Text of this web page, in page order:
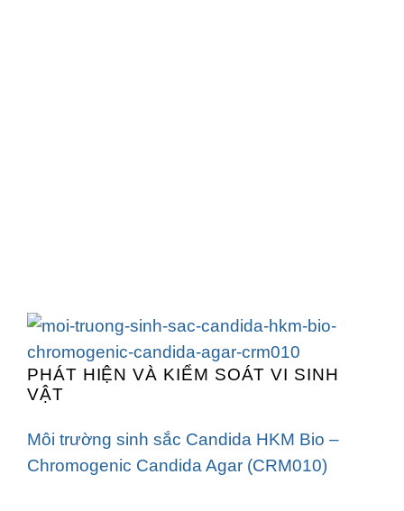
PHÁT HIỆN VÀ KIỂM SOÁT VI SINH
VẬT
Môi trường sinh sắc Candida HKM Bio –
Chromogenic Candida Agar (CRM010)